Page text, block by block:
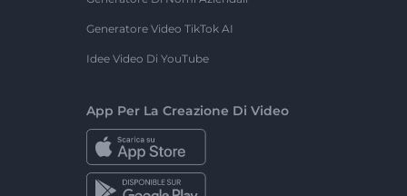
Generatore Video TikTok AI
Idee Video Di YouTube
App Per La Creazione Di Video